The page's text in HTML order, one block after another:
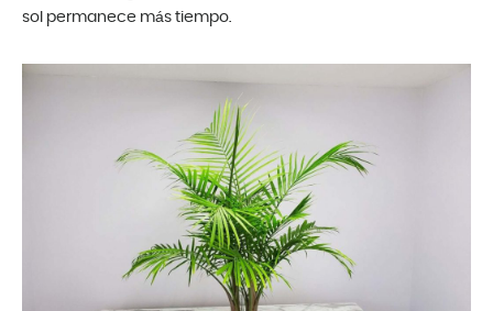
sol permanece más tiempo.